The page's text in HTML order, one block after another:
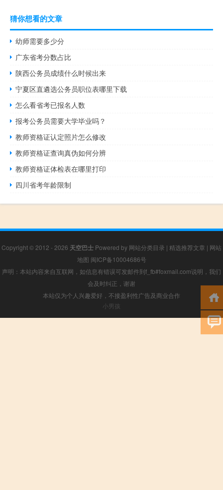
猜你想看的文章
幼师需要多少分
广东省考分数占比
陕西公务员成绩什么时候出来
宁夏区直遴选公务员职位表哪里下载
怎么看省考已报名人数
报考公务员需要大学毕业吗？
教师资格证认定照片怎么修改
教师资格证查询真伪如何分辨
教师资格证体检表在哪里打印
四川省考年龄限制
Copyright © 2012 - 2026 天空巴士 Powered by 网站分类目录 | 精选推荐文章 | 网站
地图 闽ICP备10004686号
声明：本站内容来自互联网，如信息有错误可发邮件到f_fb#foxmail.com说明，我们
会及时纠正，谢谢
本站仅为个人兴趣爱好，不接盈利性广告及商业合作
小男孩